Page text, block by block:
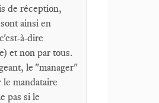
de réception,
ainsi en
à-dire
et non par tous.
le "manager"
mandataire
pas si le